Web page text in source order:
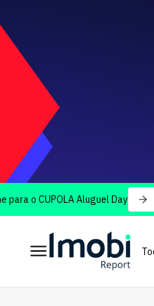
Aluguel Day Traga